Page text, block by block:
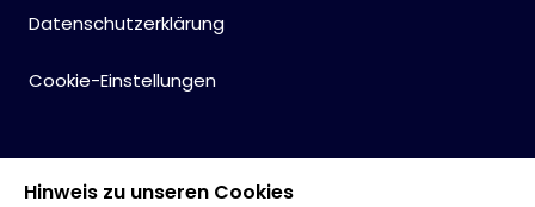
Datenschutzerklärung
Cookie-Einstellungen
Hinweis zu unseren Cookies